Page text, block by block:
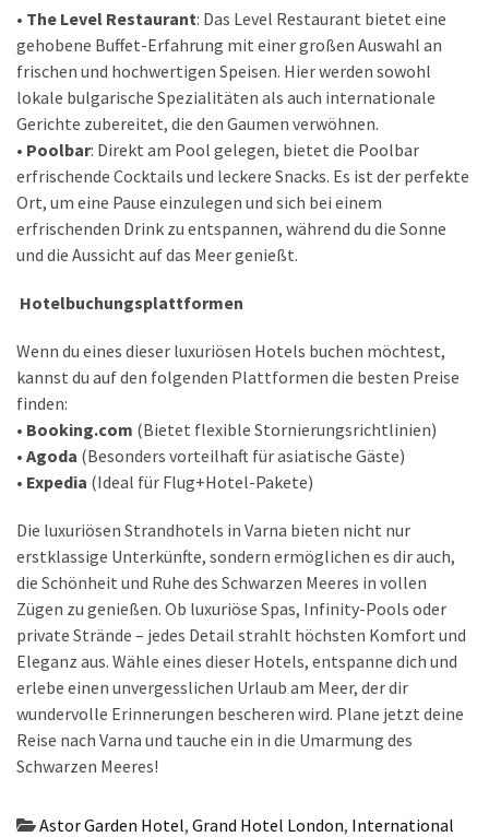
• The Level Restaurant: Das Level Restaurant bietet eine
gehobene Buffet-Erfahrung mit einer großen Auswahl an
frischen und hochwertigen Speisen. Hier werden sowohl
lokale bulgarische Spezialitäten als auch internationale
Gerichte zubereitet, die den Gaumen verwöhnen.
• Poolbar: Direkt am Pool gelegen, bietet die Poolbar
erfrischende Cocktails und leckere Snacks. Es ist der perfekte
Ort, um eine Pause einzulegen und sich bei einem
erfrischenden Drink zu entspannen, während du die Sonne
und die Aussicht auf das Meer genießt.
Hotelbuchungsplattformen
Wenn du eines dieser luxuriösen Hotels buchen möchtest,
kannst du auf den folgenden Plattformen die besten Preise
finden:
• Booking.com (Bietet flexible Stornierungsrichtlinien)
• Agoda (Besonders vorteilhaft für asiatische Gäste)
• Expedia (Ideal für Flug+Hotel-Pakete)
Die luxuriösen Strandhotels in Varna bieten nicht nur
erstklassige Unterkünfte, sondern ermöglichen es dir auch,
die Schönheit und Ruhe des Schwarzen Meeres in vollen
Zügen zu genießen. Ob luxuriöse Spas, Infinity-Pools oder
private Strände – jedes Detail strahlt höchsten Komfort und
Eleganz aus. Wähle eines dieser Hotels, entspanne dich und
erlebe einen unvergesslichen Urlaub am Meer, der dir
wundervolle Erinnerungen bescheren wird. Plane jetzt deine
Reise nach Varna und tauche ein in die Umarmung des
Schwarzen Meeres!
Astor Garden Hotel, Grand Hotel London, International